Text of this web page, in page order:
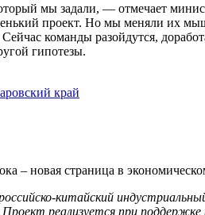
мы задали, — отмечает
проект. Но мы меняли их
команды разойдутся,
гипотезы.
край
– новая страница в
китайский
реализуется при